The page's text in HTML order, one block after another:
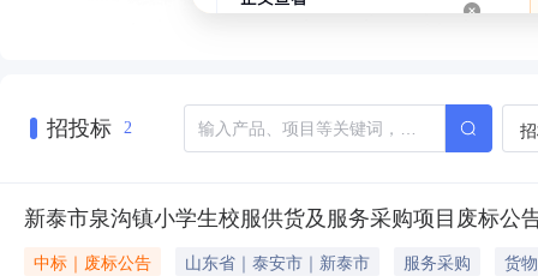
招投标 2
新泰市泉沟镇小学生校服供货及服务采购项目废标公
中标｜废标公告 山东省｜泰安市｜新泰市 服务采购
货物